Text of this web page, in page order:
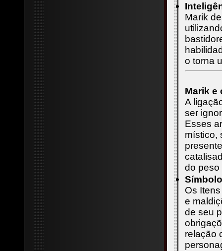
Marik
o torna
Marik e
A
ser
Esses
místico,
do peso
Os
e
de seu
relação